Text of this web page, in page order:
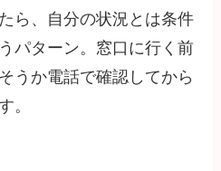
ら、自分の状況とは条件
パターン。窓口に行く前
うか電話で確認してから
。